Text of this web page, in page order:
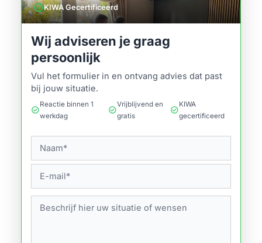
verifiedKIWA Gecertificeerd
Wij adviseren je graag
persoonlijk
Vul het formulier in en ontvang advies dat past
bij jouw situatie.
check_circle
Reactie binnen 1
werkdag
check_circle
Vrijblijvend en
gratis
check_circle
KIWA
gecertificeerd